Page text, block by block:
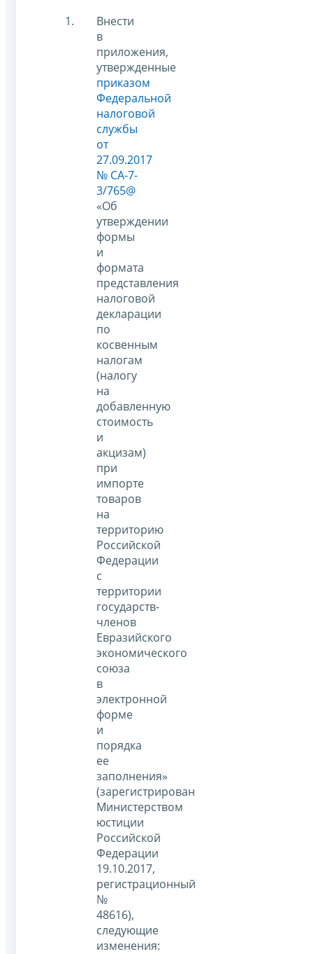
Внести
в
приложения,
утвержденные
приказом
Федеральной
налоговой
службы
от
27.09.2017
№ СА-7-
3/765@
«Об
утверждении
формы
и
формата
представления
налоговой
декларации
по
косвенным
налогам
(налогу
на
добавленную
стоимость
и
акцизам)
при
импорте
товаров
на
территорию
Российской
Федерации
с
территории
государств-
членов
Евразийского
экономического
союза
в
электронной
форме
и
порядка
ее
заполнения»
(зарегистрирован
Министерством
юстиции
Российской
Федерации
19.10.2017,
регистрационный
№
48616),
следующие
изменения: